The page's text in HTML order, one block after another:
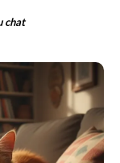
chat